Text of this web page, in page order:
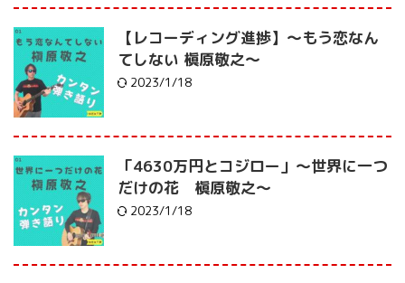
【レコーディング進捗】〜もう恋なん
てしない 槇原敬之〜
2023/1/18
「4630万円とコジロー」〜世界に一つ
だけの花 槇原敬之〜
2023/1/18